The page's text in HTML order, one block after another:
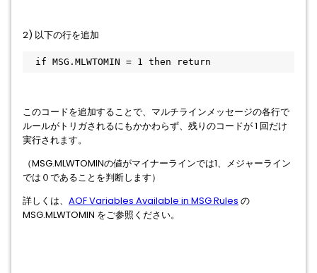
2) 以下の行を追加
if MSG.MLWTOMIN = 1 then return
このコードを追加することで、マルチラインメッセージの各行で
ルールがトリガされるにもかかわらず、残りのコードが 1 回だけ
実行されます。
（MSG.MLWTOMINの値がマイナーラインでは1、メジャーライン
では０であることを判断します）
詳しくは、 AOF Variables Available in MSG Rules の
MSG.MLWTOMIN をご参照ください。